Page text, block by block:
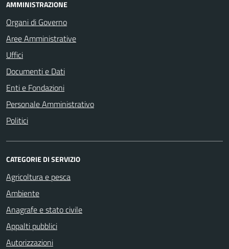
AMMINISTRAZIONE
Organi di Governo
Aree Amministrative
Uffici
Documenti e Dati
Enti e Fondazioni
Personale Amministrativo
Politici
CATEGORIE DI SERVIZIO
Agricoltura e pesca
Ambiente
Anagrafe e stato civile
Appalti pubblici
Autorizzazioni